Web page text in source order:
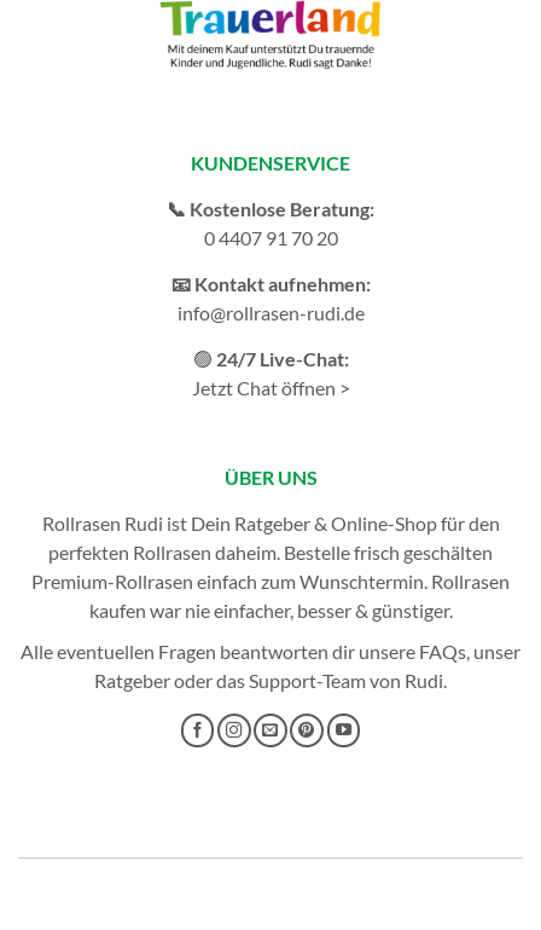
KUNDENSERVICE
📞 Kostenlose Beratung:
0 4407 91 70 20
📧 Kontakt aufnehmen:
info@rollrasen-rudi.de
🟢 24/7 Live-Chat:
Jetzt Chat öffnen >
ÜBER UNS
Rollrasen Rudi ist Dein Ratgeber & Online-Shop für den
perfekten Rollrasen daheim. Bestelle frisch geschälten
Premium-Rollrasen einfach zum Wunschtermin. Rollrasen
kaufen war nie einfacher, besser & günstiger.
Alle eventuellen Fragen beantworten dir unsere FAQs, unser
Ratgeberoder dasSupport-Teamvon Rudi.